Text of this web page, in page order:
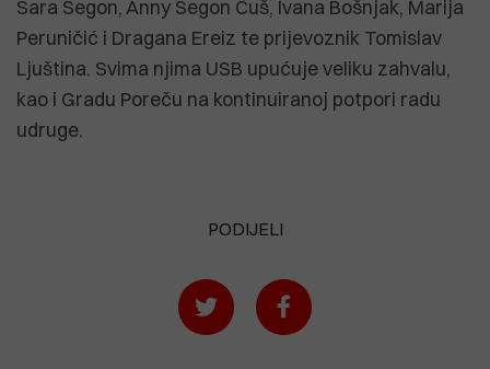
Sara Šegon, Anny Šegon Ćuš, Ivana Bošnjak, Marija
Peruničić i Dragana Ereiz te prijevoznik Tomislav
Ljuština. Svima njima USB upućuje veliku zahvalu,
kao i Gradu Poreču na kontinuiranoj potpori radu
udruge.
PODIJELI